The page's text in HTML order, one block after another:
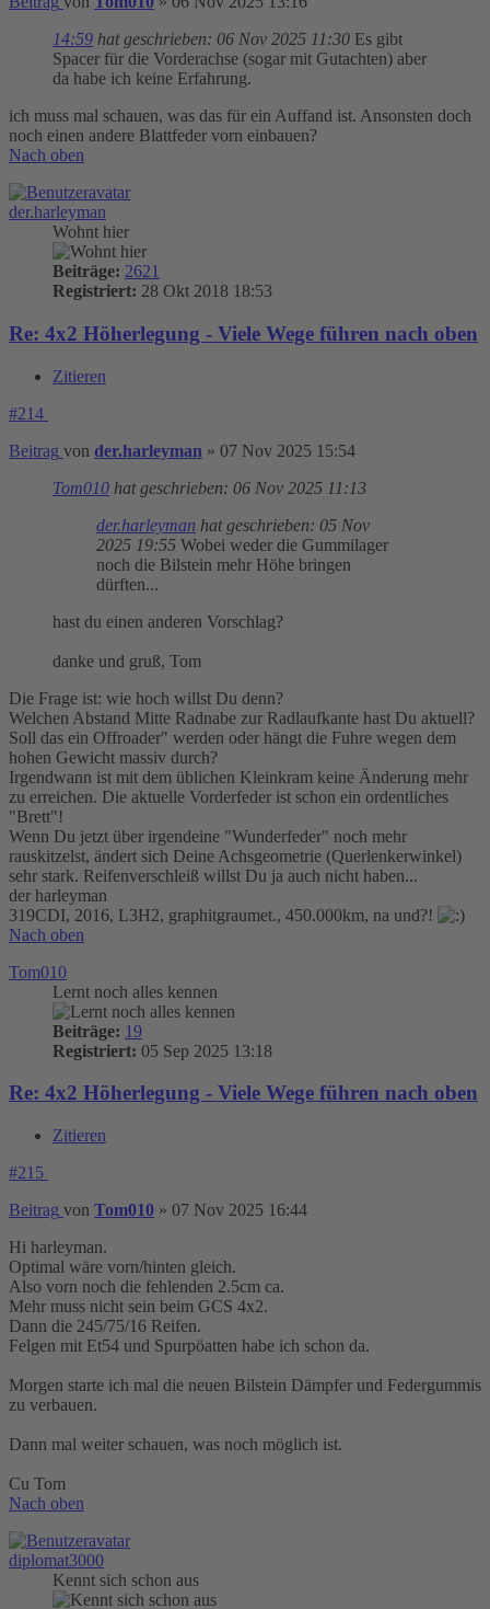
14:59 hat geschrieben: 06 Nov 2025 11:30 Es gibt
Spacer für die Vorderachse (sogar mit Gutachten) aber
da habe ich keine Erfahrung.
ich muss mal schauen, was das für ein Auffand ist. Ansonsten doch
noch einen andere Blattfeder vorn einbauen?
Nach oben
der.harleyman
Wohnt hier
Beiträge: 2621
Registriert: 28 Okt 2018 18:53
Re: 4x2 Höherlegung - Viele Wege führen nach oben
Zitieren
#214
Beitrag von der.harleyman » 07 Nov 2025 15:54
Tom010 hat geschrieben: 06 Nov 2025 11:13
der.harleyman hat geschrieben: 05 Nov
2025 19:55 Wobei weder die Gummilager
noch die Bilstein mehr Höhe bringen
dürften...
hast du einen anderen Vorschlag?
danke und gruß, Tom
Die Frage ist: wie hoch willst Du denn?
Welchen Abstand Mitte Radnabe zur Radlaufkante hast Du aktuell?
Soll das ein Offroader" werden oder hängt die Fuhre wegen dem
hohen Gewicht massiv durch?
Irgendwann ist mit dem üblichen Kleinkram keine Änderung mehr
zu erreichen. Die aktuelle Vorderfeder ist schon ein ordentliches
"Brett"!
Wenn Du jetzt über irgendeine "Wunderfeder" noch mehr
rauskitzelst, ändert sich Deine Achsgeometrie (Querlenkerwinkel)
sehr stark. Reifenverschleiß willst Du ja auch nicht haben...
der harleyman
319CDI, 2016, L3H2, graphitgraumet., 450.000km, na und?!
Nach oben
Tom010
Lernt noch alles kennen
Beiträge: 19
Registriert: 05 Sep 2025 13:18
Re: 4x2 Höherlegung - Viele Wege führen nach oben
Zitieren
#215
Beitrag von Tom010 » 07 Nov 2025 16:44
Hi harleyman.
Optimal wäre vorn/hinten gleich.
Also vorn noch die fehlenden 2.5cm ca.
Mehr muss nicht sein beim GCS 4x2.
Dann die 245/75/16 Reifen.
Felgen mit Et54 und Spurpöatten habe ich schon da.
Morgen starte ich mal die neuen Bilstein Dämpfer und Federgummis
zu verbauen.
Dann mal weiter schauen, was noch möglich ist.
Cu Tom
Nach oben
diplomat3000
Kennt sich schon aus